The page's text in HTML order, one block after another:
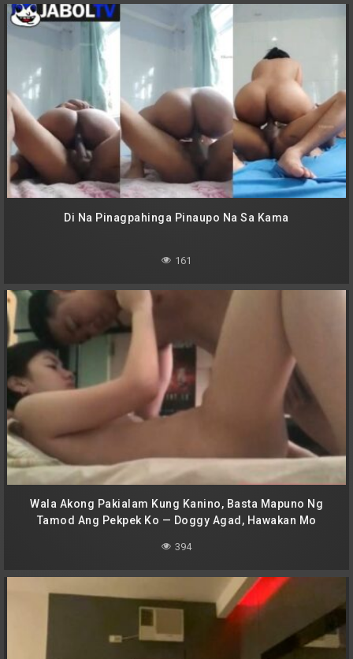
Di Na Pinagpahinga Pinaupo Na Sa Kama
161
Wala Akong Pakialam Kung Kanino, Basta Mapuno Ng
Tamod Ang Pekpek Ko — Doggy Agad, Hawakan Mo
Awa Hanggang Sumigaw Ako
394